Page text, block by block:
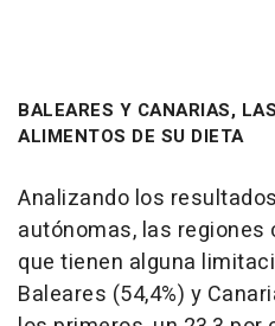
BALEARES Y CANARIAS,
ALIMENTOS DE SU DIETA
Analizando los
autónomas, las
que tienen alguna
Baleares (54,4%) y